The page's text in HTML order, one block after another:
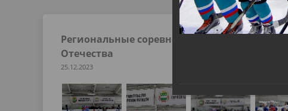
Региональные соревнования по хоккею
Отечества
25.12.2023